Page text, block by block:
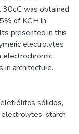
was obtained
of KOH in
presented in this
electrolytes
electrochromic
in architecture.
sólidos,
, starch